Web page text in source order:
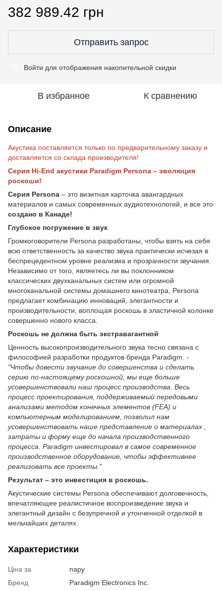
382 989.42 грн
Отправить запрос
Войти для отображения накопительной скидки
В избранное К сравнению
Описание
Акустика поставляется только по предварительному заказу и
доставляется со склада производителя!
Серия Hi-End акустики Paradigm Persona – эволюция
роскоши!
Серия Persona – это визитная карточка авангардных
материалов и самых современных аудиотехнологий, и все это
создано в Канаде!
Глубокое погружение в звук
Громкоговорители Persona разработаны, чтобы взять на себя
всю ответственность за качество звука практически исчезая в
беспрецедентном уровне реализма и прозрачности звучания.
Независимо от того, являетесь ли вы поклонником
классических двухканальных систем или огромной
многоканальной системы домашнего кинотеатра, Persona
предлагает комбинацию инноваций, элегантности и
производительности, воплощая роскошь в эластичной колонке
совершенно нового класса.
Роскошь не должна быть экстравагантной
Ценность высокопроизводительного звука тесно связана с
философией разработки продуктов бренда Paradigm. -
"Чтобы довести звучание до совершенства и сделать
серию по-настоящему роскошной, мы еще больше
усовершенствовали наш процесс производства. Весь
процесс проектирования, поддерживаемый передовыми
анализами методом конечных элементов (FEA) и
компьютерным моделированием, позволил нам
усовершенствовать наше представление о материалах ,
затраты и форму еще до начала производственного
процесса. Paradigm инвестировал в самое современное
производственное оборудование, чтобы эффективнее
реализовать все проекты."
Результат – это инвестиция в роскошь.
Акустические системы Persona обеспечивают долговечность,
впечатляющее реалистичное воспроизведение звука и
элегантный дизайн с безупречной и утонченной отделкой в ​​
мельчайших деталях.
Характеристики
Ціна за
пару
Бренд
Paradigm Electronics Inc.